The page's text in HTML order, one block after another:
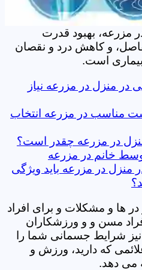
مزرعه، بهبود قدرت
و کاهش درد و نقصان
است.
در منزل در مزرعه نیاز
مناسب در مزرعه انتخاب
منزل در مزرعه چقدر است؟
خانم در مزرعه
منزل در مزرعه باید ویژگی
در ها و مشکلات و برای افراد
مسن و و ورزشکاران
نیز شرایط جسمانی شما را
که دارید، ورزش و
می دهد.